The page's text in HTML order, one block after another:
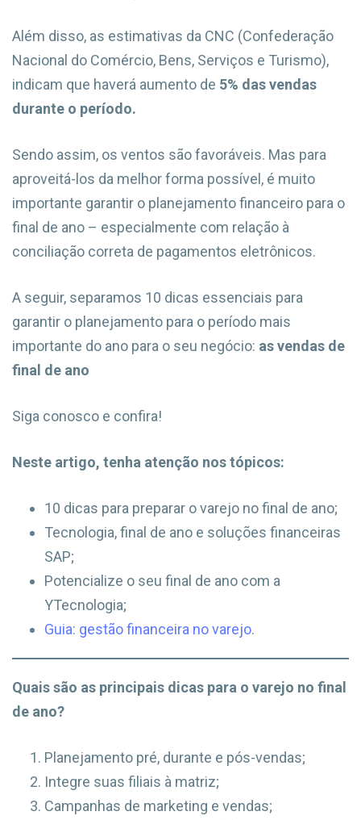
Além disso, as estimativas da CNC (Confederação
Nacional do Comércio, Bens, Serviços e Turismo),
indicam que haverá aumento de 5% das vendas
durante o período.
Sendo assim, os ventos são favoráveis. Mas para
aproveitá-los da melhor forma possível, é muito
importante garantir o planejamento financeiro para o
final de ano – especialmente com relação à
conciliação correta de pagamentos eletrônicos.
A seguir, separamos 10 dicas essenciais para
garantir o planejamento para o período mais
importante do ano para o seu negócio: as vendas de
final de ano
Siga conosco e confira!
Neste artigo, tenha atenção nos tópicos:
10 dicas para preparar o varejo no final de ano;
Tecnologia, final de ano e soluções financeiras
SAP;
Potencialize o seu final de ano com a
YTecnologia;
Guia: gestão financeira no varejo.
Quais são as principais dicas para o varejo no final
de ano?
Planejamento pré, durante e pós-vendas;
Integre suas filiais à matriz;
Campanhas de marketing e vendas;